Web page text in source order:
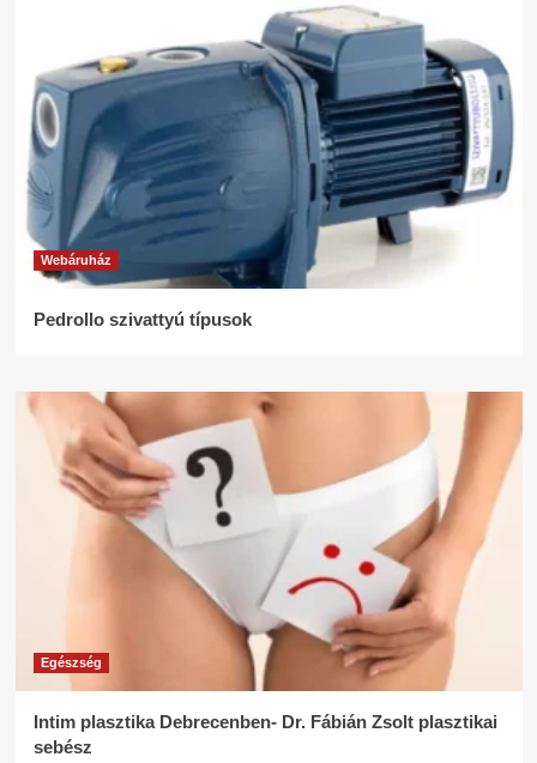
Webáruház
Pedrollo szivattyú típusok
Egészség
Intim plasztika Debrecenben- Dr. Fábián Zsolt plasztikai
sebész